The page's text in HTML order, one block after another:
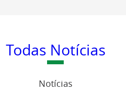
Todas Notícias
Notícias